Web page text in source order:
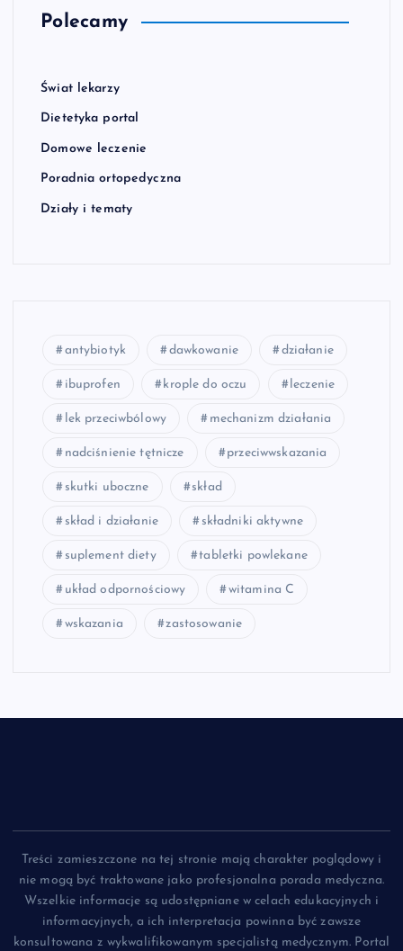
Polecamy
Świat lekarzy
Dietetyka portal
Domowe leczenie
Poradnia ortopedyczna
Działy i tematy
antybiotyk dawkowanie działanie
ibuprofen krople do oczu leczenie
lek przeciwbólowy mechanizm działania
nadciśnienie tętnicze przeciwwskazania
skutki uboczne skład
skład i działanie składniki aktywne
suplement diety tabletki powlekane
układ odpornościowy witamina C
wskazania zastosowanie
Treści zamieszczone na tej stronie mają charakter poglądowy i
nie mogą być traktowane jako profesjonalna porada medyczna.
Wszelkie informacje są udostępniane w celach edukacyjnych i
informacyjnych, a ich interpretacja powinna być zawsze
konsultowana z wykwalifikowanym specjalistą medycznym. Portal